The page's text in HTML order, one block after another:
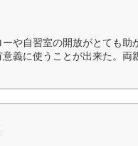
や自習室の開放がとても
義に使うことが出来た。両